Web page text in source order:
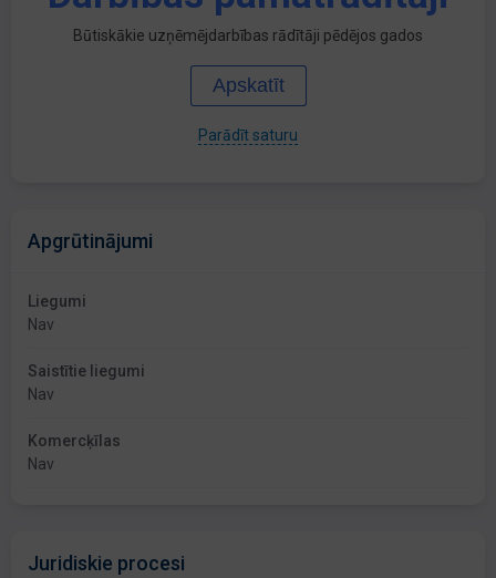
Būtiskākie uzņēmējdarbības rādītāji pēdējos gados
Apskatīt
Parādīt saturu
Apgrūtinājumi
Liegumi
Nav
Saistītie liegumi
Nav
Komercķīlas
Nav
Juridiskie procesi